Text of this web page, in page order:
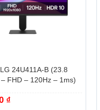
24U411A-B (23.8
FHD – 120Hz – 1ms)
₫